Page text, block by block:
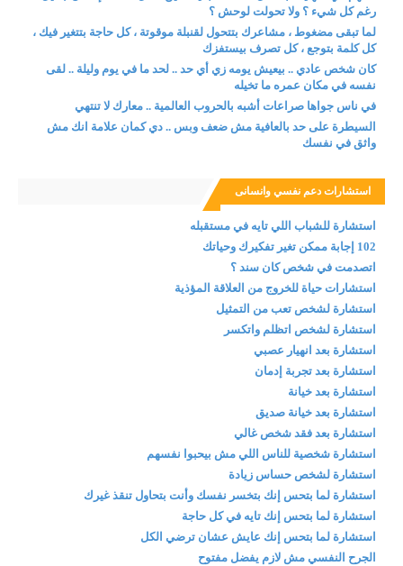
رغم كل شيء ؟ ولا تحولت لوحش ؟
لما تبقى مضغوط ، مشاعرك بتتحول لقنبلة موقوتة ، كل حاجة بتتغير فيك ،
كل كلمة بتوجع ، كل تصرف بيستفزك
كان شخص عادي .. بيعيش يومه زي أي حد .. لحد ما في يوم وليلة .. لقى
نفسه في مكان عمره ما تخيله
في ناس جواها صراعات أشبه بالحروب العالمية .. معارك لا تنتهي
السيطرة على حد بالعافية مش ضعف وبس .. دي كمان علامة انك مش
واثق في نفسك
استشارات دعم نفسي وانسانى
استشارة للشباب اللي تايه في مستقبله
102 إجابة ممكن تغير تفكيرك وحياتك
اتصدمت في شخص كان سند ؟
استشارات حياة للخروج من العلاقة المؤذية
استشارة لشخص تعب من التمثيل
استشارة لشخص اتظلم واتكسر
استشارة بعد انهيار عصبي
استشارة بعد تجربة إدمان
استشارة بعد خيانة
استشارة بعد خيانة صديق
استشارة بعد فقد شخص غالي
استشارة شخصية للناس اللي مش بيحبوا نفسهم
استشارة لشخص حساس زيادة
استشارة لما بتحس إنك بتخسر نفسك وأنت بتحاول تنقذ غيرك
استشارة لما بتحس إنك تايه في كل حاجة
استشارة لما بتحس إنك عايش عشان ترضي الكل
الجرح النفسي مش لازم يفضل مفتوح